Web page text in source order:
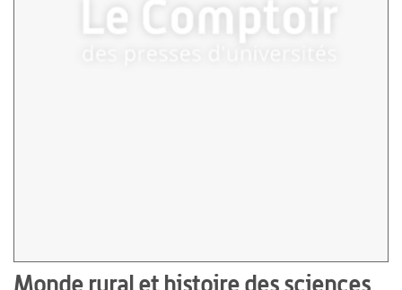
Monde rural et histoire des sciences